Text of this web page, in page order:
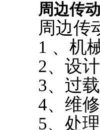
周边传
周边传
1 、机
2、设
3、过
4、维
5、处